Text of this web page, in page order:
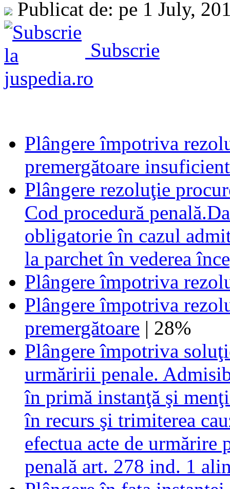
Publicat de: pe 1 July,
Subscrie
Plângere împotriva
premergătoare
Plângere rezoluţie
Cod procedură
obligatorie în cazul
la parchet în vederea
Plângere împotriva
Plângere împotriva
premergătoare | 28%
Plângere împotriva
urmăririi penale.
în primă instanţă şi
în recurs şi trimiterea
efectua acte de urmărire
penală art. 278 ind. 1